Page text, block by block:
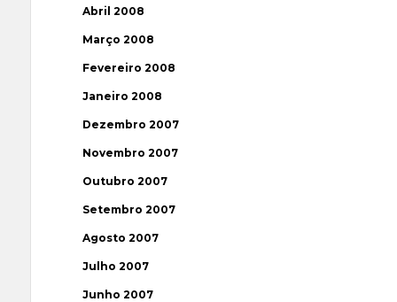
Abril 2008
Março 2008
Fevereiro 2008
Janeiro 2008
Dezembro 2007
Novembro 2007
Outubro 2007
Setembro 2007
Agosto 2007
Julho 2007
Junho 2007